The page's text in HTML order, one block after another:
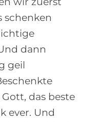
schenken
dann
geil
das beste
ever. Und